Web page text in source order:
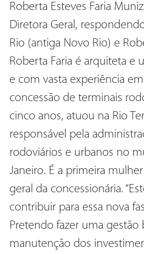
Roberta Esteves Faria
Diretora Geral,
Rio (antiga Novo Rio) e
Roberta Faria é arquiteta e
e com vasta experiência
concessão de terminais
cinco anos, atuou na Rio
responsável pela
rodoviários e urbanos no
Janeiro. É a primeira
geral da concessionária.
contribuir para essa nova
Pretendo fazer uma gestão
manutenção dos